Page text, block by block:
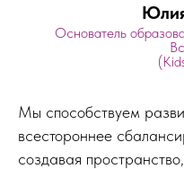
Основатель
Мы способствуем
всестороннее
создавая